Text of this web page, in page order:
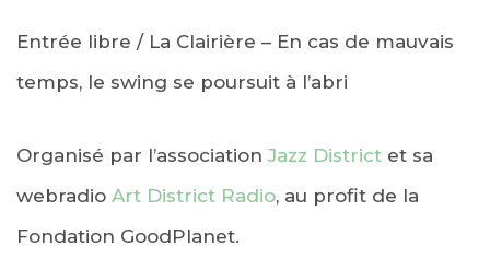
Entrée libre / La Clairière – En cas de mauvais
temps, le swing se poursuit à l’abri
Organisé par l’association Jazz District et sa
webradio Art District Radio, au profit de la
Fondation GoodPlanet.